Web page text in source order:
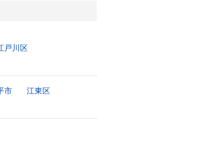
戸川区
市
江東区